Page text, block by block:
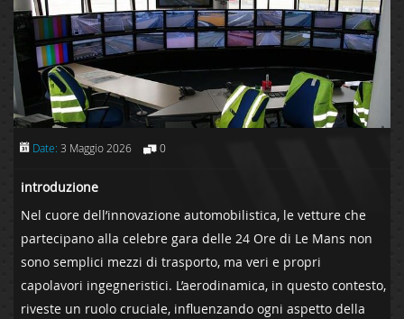
Date: 3 Maggio 2026 0
introduzione
Nel ⁢cuore dell’innovazione automobilistica, le ​vetture che
partecipano alla‌ celebre‌ gara delle 24 Ore di ‍Le ⁢Mans⁤ non​
sono ​semplici⁤ mezzi⁣ di trasporto, ma veri e propri
capolavori ingegneristici. ⁣L’aerodinamica, in questo contesto,
riveste⁢ un ruolo‍ cruciale,⁢ influenzando ogni‍ aspetto della